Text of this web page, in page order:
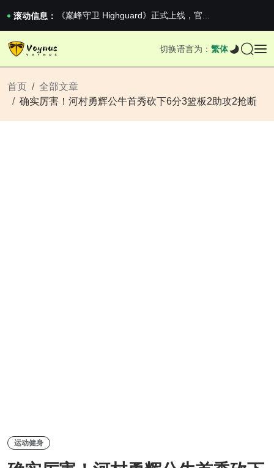
滚动信息：
《巅峰守卫 Highguard》正式上线，官...
男生找对象最重要的是什么？太真实了
2026澳网男单收官：全满贯对上全满亚，德约...
切换语言为： 繁体
首页
全部文章
确实厉害！河村勇辉公牛首秀砍下6分3篮板2助攻2抢断
运动健身